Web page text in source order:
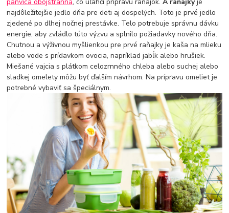
najdôležitejšie jedlo dňa pre deti aj dospelých. Toto je prvé jedlo
zjedené po dlhej nočnej prestávke. Telo potrebuje správnu dávku
energie, aby zvládlo túto výzvu a splnilo požiadavky nového dňa.
Chutnou a výživnou myšlienkou pre prvé raňajky je kaša na mlieku
alebo vode s prídavkom ovocia, napríklad jabĺk alebo hrušiek.
Miešané vajcia s plátkom celozrnného chleba alebo suchej alebo
sladkej omelety môžu byť ďalším návrhom. Na prípravu omeliet je
potrebné vybaviť sa špeciálnym.